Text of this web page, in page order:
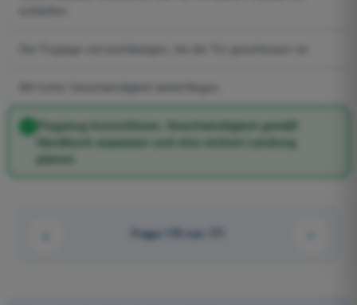
Die Fluglage vernachlässigen, bis die Tür geschlossen ist.
Flugzeug kontrollieren, Geschwindigkeit gemäß
Handbuch anpassen und eine sichere Landung
planen.
Frage 170 von 171